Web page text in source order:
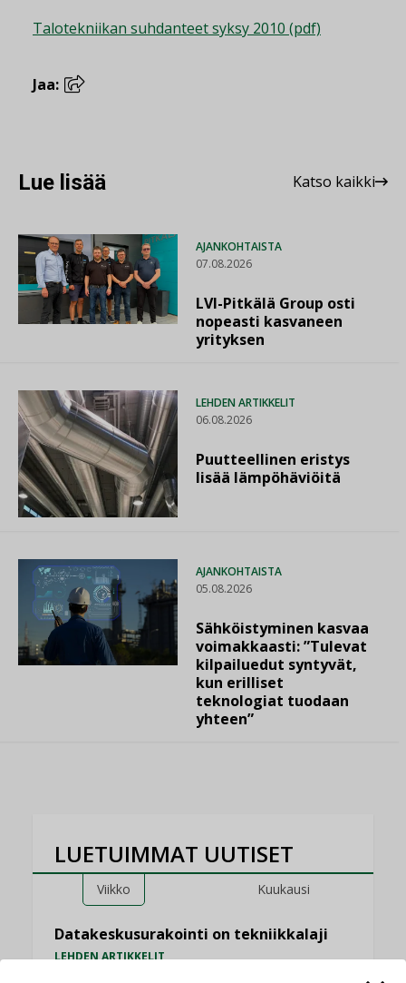
Talotekniikan suhdanteet syksy 2010 (pdf)
Jaa:
Lue lisää Katso kaikki
AJANKOHTAISTA
07.08.2026
LVI-Pitkälä Group osti
nopeasti kasvaneen
yrityksen
LEHDEN ARTIKKELIT
06.08.2026
Puutteellinen eristys
lisää lämpöhäviöitä
AJANKOHTAISTA
05.08.2026
Sähköistyminen kasvaa
voimakkaasti: ”Tulevat
kilpailuedut syntyvät,
kun erilliset
teknologiat tuodaan
yhteen”
LUETUIMMAT UUTISET
Viikko Kuukausi
Datakeskusurakointi on tekniikkalaji
LEHDEN ARTIKKELIT